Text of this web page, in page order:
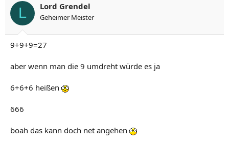
L Lord Grendel
Geheimer Meister
9+9+9=27
aber wenn man die 9 umdreht würde es ja
6+6+6 heißen
666
boah das kann doch net angehen